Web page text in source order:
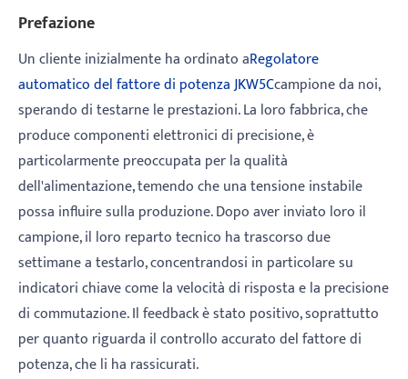
Prefazione
Un cliente inizialmente ha ordinato aRegolatore
automatico del fattore di potenza JKW5Ccampione da noi,
sperando di testarne le prestazioni. La loro fabbrica, che
produce componenti elettronici di precisione, è
particolarmente preoccupata per la qualità
dell'alimentazione, temendo che una tensione instabile
possa influire sulla produzione. Dopo aver inviato loro il
campione, il loro reparto tecnico ha trascorso due
settimane a testarlo, concentrandosi in particolare su
indicatori chiave come la velocità di risposta e la precisione
di commutazione. Il feedback è stato positivo, soprattutto
per quanto riguarda il controllo accurato del fattore di
potenza, che li ha rassicurati.